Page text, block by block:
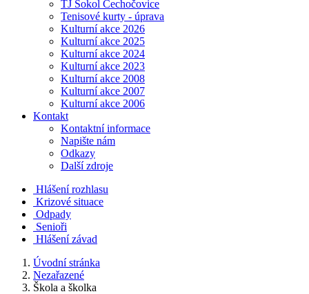
TJ Sokol Čechočovice
Tenisové kurty - úprava
Kulturní akce 2026
Kulturní akce 2025
Kulturní akce 2024
Kulturní akce 2023
Kulturní akce 2008
Kulturní akce 2007
Kulturní akce 2006
Kontakt
Kontaktní informace
Napište nám
Odkazy
Další zdroje
Hlášení rozhlasu
Krizové situace
Odpady
Senioři
Hlášení závad
Úvodní stránka
Nezařazené
Škola a školka